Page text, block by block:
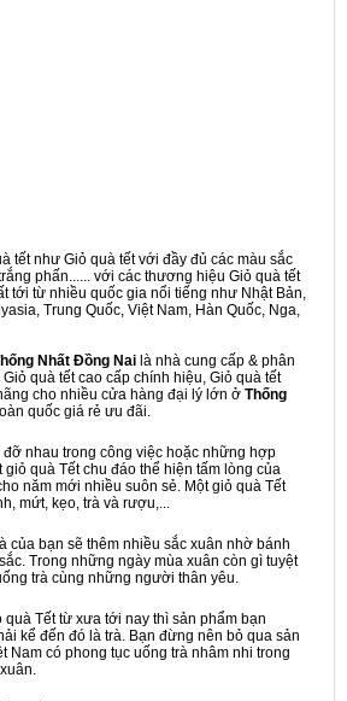
tết như Giỏ quà tết với đầy đủ các màu sắc
phấn...... với các thương hiệu Giỏ quà tết
tới từ nhiều quốc gia nổi tiếng như Nhật Bản,
Trung Quốc, Việt Nam, Hàn Quốc, Nga,
Nhất Đồng Nai là nhà cung cấp & phân
quà tết cao cấp chính hiệu, Giỏ quà tết
cho nhiều cửa hàng đại lý lớn ở Thống
quốc giá rẻ ưu đãi.
nhau trong công việc hoặc những hợp
giỏ quà Tết chu đáo thể hiện tấm lòng của
năm mới nhiều suôn sẻ. Một giỏ quà Tết
mứt, kẹo, trà và rượu,...
của bạn sẽ thêm nhiều sắc xuân nhờ bánh
Trong những ngày mùa xuân còn gì tuyệt
trà cùng những người thân yêu.
quà Tết từ xưa tới nay thì sản phẩm bạn
kể đến đó là trà. Bạn đừng nên bỏ qua sản
Nam có phong tục uống trà nhâm nhi trong